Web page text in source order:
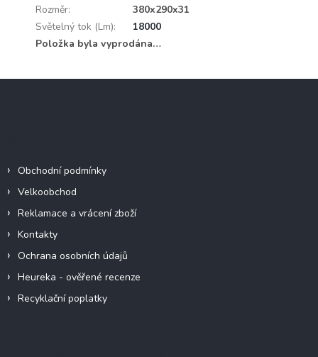
Rozměr:
380x290x31
Světelný tok (Lm):
18000
Položka byla vyprodána…
Obchodní podmínky
Velkoobchod
Reklamace a vrácení zboží
Kontakty
Ochrana osobních údajů
Heureka - ověřené recenze
Recyklační poplatky